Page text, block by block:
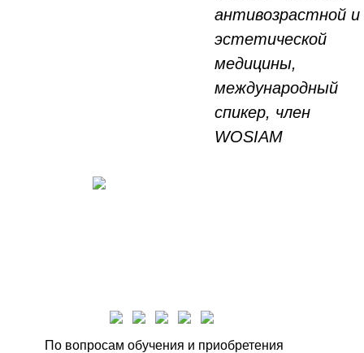
антивозрастной и
эстетической
медицины,
международный
спикер, член
WOSIAM
По вопросам обучения и приобретения